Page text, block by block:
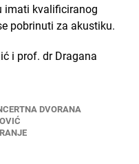
imati kvalificiranog
pobrinuti za akustiku.
i prof. dr Dragana
DVORANA